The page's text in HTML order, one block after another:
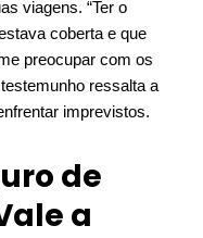
viagens. “Ter o
coberta e que
preocupar com os
ressalta a
imprevistos.
de
a